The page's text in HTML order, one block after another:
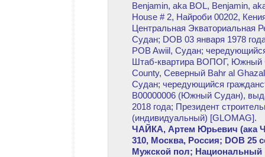
Benjamin, aka BOL, Benjamin,
House # 2, Найроби 00202,
Центральная
Судан; DOB 03 января 1978
POB Awiil, Судан;
Штаб-квартира ВОПОГ, Южный
County, Северный Bahr al
Судан; чередующийся
B00000006 (Южный Судан),
2018 года; Президент
(индивидуальный) [GLOMAG].
ЧАЙКА, Артем Юрьевич (ака
310, Москва, Россия; DOB 25
Мужской пол;